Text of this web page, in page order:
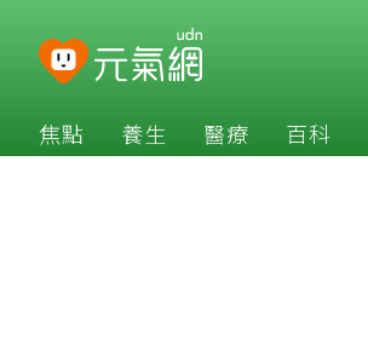
焦點 養生 醫療 百科